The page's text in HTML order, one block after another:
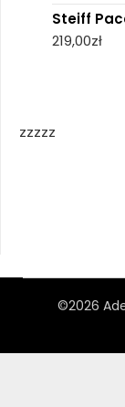
Steiff
219,00zł
zzzzz
©2026